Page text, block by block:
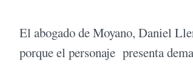
El abogado de Moyano, Daniel
porque el personaje presenta